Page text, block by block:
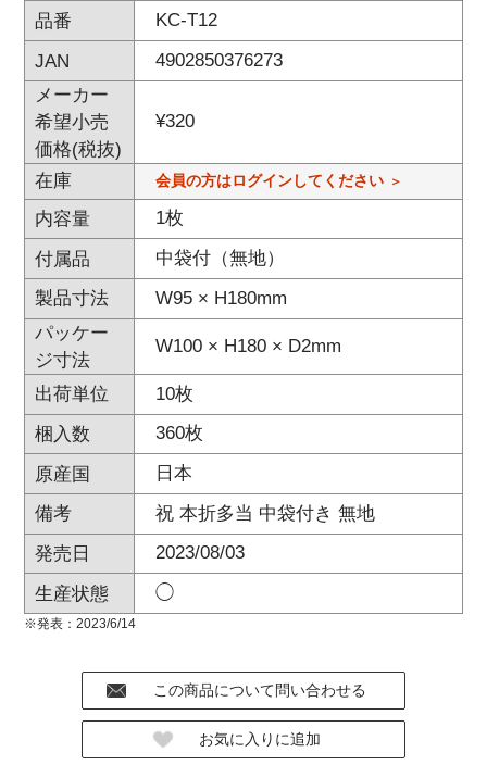
品番
KC-T12
JAN
4902850376273
メーカー
希望小売
価格(税抜)
¥320
在庫 会員の方はログインしてください
内容量
1枚
付属品
中袋付（無地）
製品寸法
W95 × H180mm
パッケー
ジ寸法
W100 × H180 × D2mm
出荷単位
10枚
梱入数
360枚
原産国
日本
備考
祝 本折多当 中袋付き 無地
発売日
2023/08/03
生産状態
◯
※発表：2023/6/14